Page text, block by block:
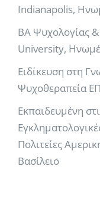
Indianapolis,
BA Ψυχολογίας
University,
Ειδίκευση στη
Ψυχοθεραπεία
Εκπαιδευμένη
Πολιτείες
Βασίλειο